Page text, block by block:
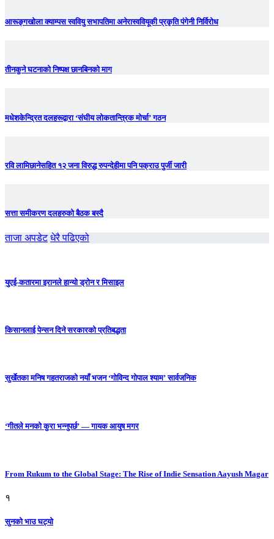
आरूङ्गखोला क्याम्पस स्ववियु सभापतिमा अनेरास्ववियूकी प्रकृति पंगेनी निर्विरोध
तीनकुने घटनाकाे निष्पक्ष छानबिनकाे माग
मधेशकेन्द्रित दलहरूद्वारा ‘संघीय लोकतान्त्रिक मोर्चा’ गठन
रवि लामिछानेसहित १२ जना विरुद्ध रुपन्देहीमा पनि पक्राउ पुर्जी जारी
सत्ता समीकरण दलहरुको बैठक बस्दै
ताजा अपडेट धेरै पढिएको
युएई-कतारमा इरानले हान्यो ड्रोन र मिसाइल
किसानलाई पेन्सन दिने सरकारको प्रतिबद्धता
सुर्खेतका मनिष गहतराजको नयाँ भजन ‘गोविन्द गोपाल श्याम’ सार्वजनिक
‘गीतले मनको कुरा भन्नुपर्छ’ — गायक आयुष मगर
From Rukum to the Global Stage: The Rise of Indie Sensation Aayush Magar
१
सुनको भाउ घट्याे